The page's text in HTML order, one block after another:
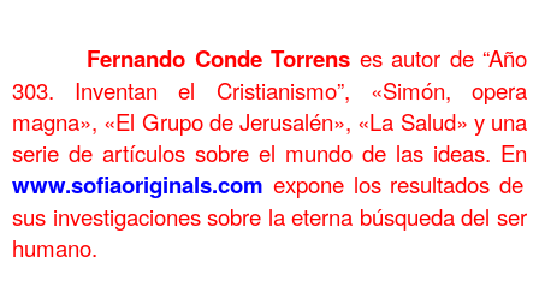
Fernando Conde Torrens es autor de “Año
303. Inventan el Cristianismo”, «Simón, opera
magna», «El Grupo de Jerusalén», «La Salud» y una
serie de artículos sobre el mundo de las ideas. En
www.sofiaoriginals.com expone los resultados de
sus investigaciones sobre la eterna búsqueda del ser
humano.